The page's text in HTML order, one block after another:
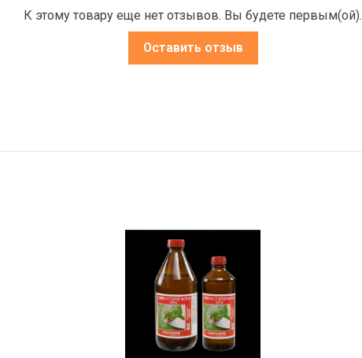
К этому товару еще нет отзывов. Вы будете первым(ой).
Оставить отзыв